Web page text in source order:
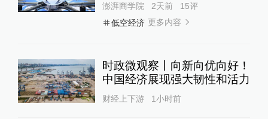
澎湃商学院 2天前 15评
低空经济 更多内容
时政微观察丨向新向优向好！
中国经济展现强大韧性和活力
财经上下游 1小时前